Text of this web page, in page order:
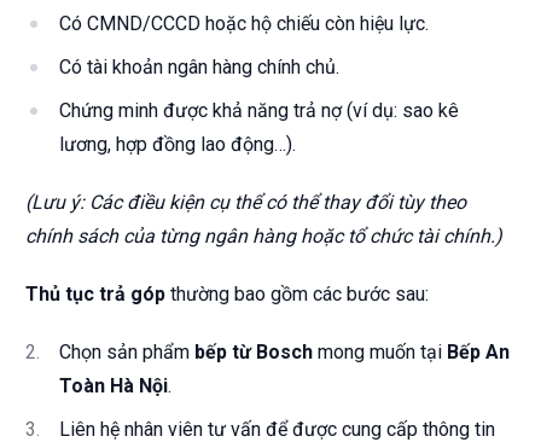
Có CMND/CCCD hoặc hộ chiếu còn hiệu lực.
Có tài khoản ngân hàng chính chủ.
Chứng minh được khả năng trả nợ (ví dụ: sao kê
lương, hợp đồng lao động…).
(Lưu ý: Các điều kiện cụ thể có thể thay đổi tùy theo
chính sách của từng ngân hàng hoặc tổ chức tài chính.)
Thủ tục trả góp thường bao gồm các bước sau:
Chọn sản phẩm bếp từ Bosch mong muốn tại Bếp An
Toàn Hà Nội.
Liên hệ nhân viên tư vấn để được cung cấp thông tin